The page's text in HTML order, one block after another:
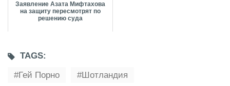
Заявление Азата Мифтахова
на защиту пересмотрят по
решению суда
TAGS:
Гей Порно
Шотландия